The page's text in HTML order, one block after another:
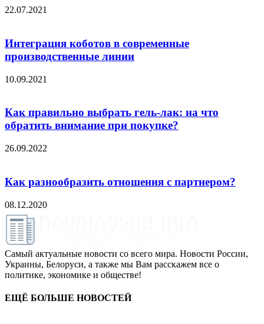
22.07.2021
Интеграция коботов в современные
производственные линии
10.09.2021
Как правильно выбрать гель-лак: на что
обратить внимание при покупке?
26.09.2022
Как разнообразить отношения с партнером?
08.12.2020
Самый актуальные новости со всего мира. Новости России,
Украины, Белоруси, а также мы Вам расскажем все о
политике, экономике и обществе!
ЕЩЁ БОЛЬШЕ НОВОСТЕЙ